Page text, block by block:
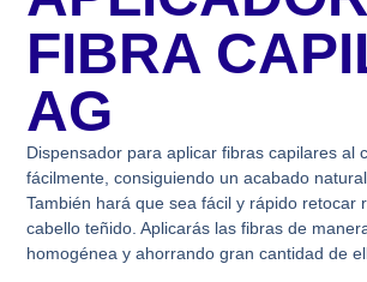
FIBRA
AG
Dispensador para aplicar fibras capilares al
fácilmente, consiguiendo un acabado
También hará que sea fácil y rápido retocar
cabello teñido. Aplicarás las fibras de
homogénea y ahorrando gran cantidad de